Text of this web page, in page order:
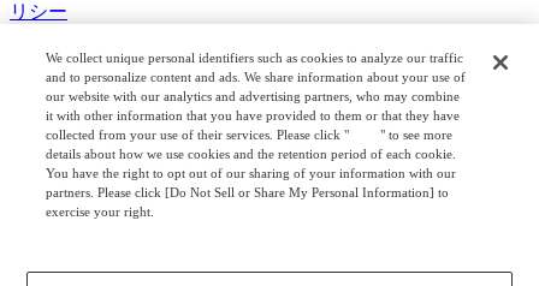
リシー
COPYRIGHT © OKAMURA CORPORATION. ALL RIGHTS
RESERVED.
日本公式 企業広報
We collect unique personal identifiers such as cookies to analyze our traffic
and to personalize content and ads. We share information about your use of
our website with our analytics and advertising partners, who may combine
it with other information that you have provided to them or that they have
collected from your use of their services. Please click "
here" to see more
details about how we use cookies and the retention period of each cookie.
You have the right to opt out of our sharing of your information with our
partners. Please click [Do Not Sell or Share My Personal Information] to
exercise your right.